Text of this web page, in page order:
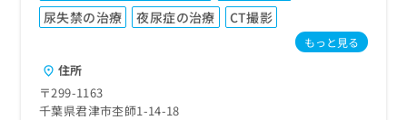
尿失禁の治療
夜尿症の治療 CT撮影
もっと見る
住所
〒299-1163
千葉県君津市杢師1-14-18